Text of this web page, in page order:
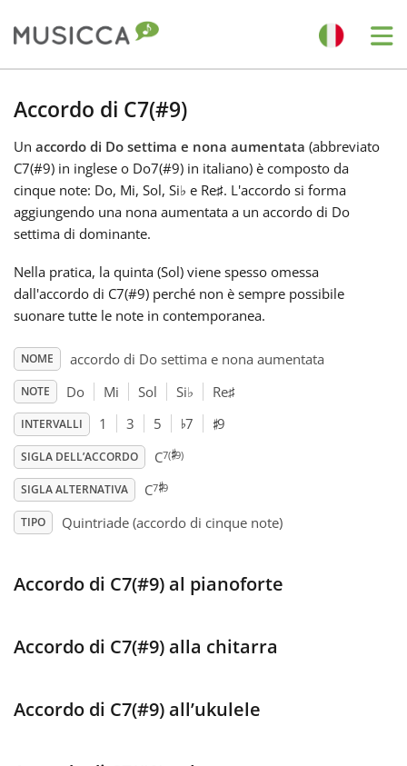
Български
Dansk
Deutsch
Español
Français
한국어
Accordo di C7(#9)
Un accordo di Do settima e nona aumentata (abbreviato
C7(#9) in inglese o Do7(#9) in italiano) è composto da
cinque note: Do, Mi, Sol, Si♭ e Re♯. L'accordo si forma
aggiungendo una nona aumentata a un accordo di Do
settima di dominante.
Nella pratica, la quinta (Sol) viene spesso omessa
dall'accordo di C7(#9) perché non è sempre possibile
suonare tutte le note in contemporanea.
NOME accordo di Do settima e nona aumentata
NOTE Do Mi Sol Si♭ Re♯
INTERVALLI 1 3 5 ♭7 ♯9
SIGLA DELL’ACCORDO C7(♯9)
SIGLA ALTERNATIVA C7♯9
TIPO Quintriade (accordo di cinque note)
Accordo di C7(#9) al pianoforte
Accordo di C7(#9) alla chitarra
Accordo di C7(#9) all’ukulele